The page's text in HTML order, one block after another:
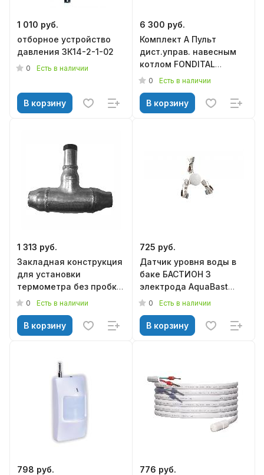
1 010 руб.
отборное устройство
давления ЗК14-2-1-02
0 Есть в наличии
В корзину
6 300 руб.
Комплект А Пульт
дист.управ. навесным
котлом FONDITAL
(6CREMOT04A)
0 Есть в наличии
В корзину
1 313 руб.
Закладная конструкция
для установки
термометра без пробки
M20*1,5 ЗК4-1-8-95
0 Есть в наличии
В корзину
725 руб.
Датчик уровня воды в
баке БАСТИОН 3
электрода AquaBast
(167)
0 Есть в наличии
В корзину
798 руб.
776 руб.